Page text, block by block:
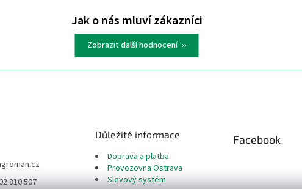
Zobrazit další hodnocení
810 507
Důležité informace
Doprava a platba
Provozovna Ostrava
Slevový systém
Facebook